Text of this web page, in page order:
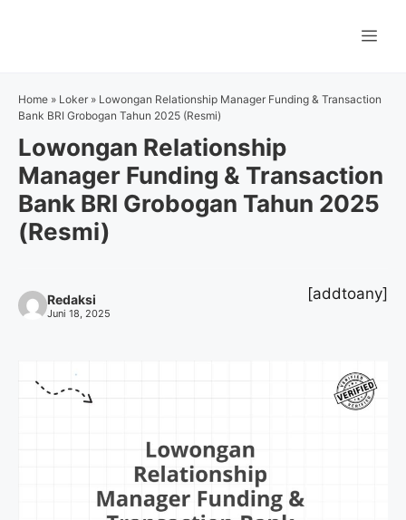
Home » Loker » Lowongan Relationship Manager Funding & Transaction
Bank BRI Grobogan Tahun 2025 (Resmi)
Lowongan Relationship
Manager Funding & Transaction
Bank BRI Grobogan Tahun 2025
(Resmi)
Redaksi
Juni 18, 2025
[addtoany]